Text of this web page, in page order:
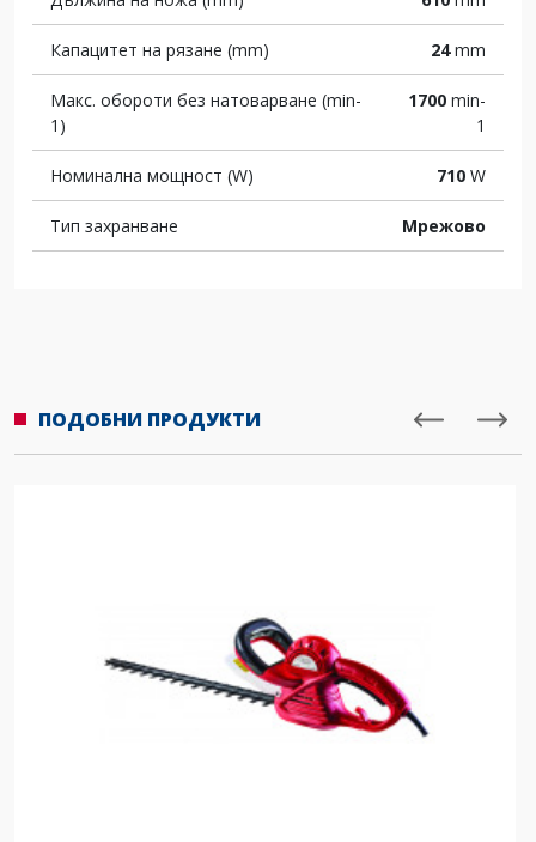
Капацитет на рязане (mm) 24mm
Макс. обороти без натоварване (min-
1)
1700 min-
1
Номинална мощност (W) 710 W
Тип захранване Мрежово
ПОДОБНИ ПРОДУКТИ